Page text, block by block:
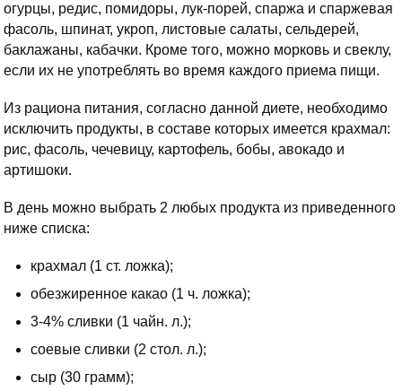
огурцы, редис, помидоры, лук-порей, спаржа и спаржевая
фасоль, шпинат, укроп, листовые салаты, сельдерей,
баклажаны, кабачки. Кроме того, можно морковь и свеклу,
если их не употреблять во время каждого приема пищи.
Из рациона питания, согласно данной диете, необходимо
исключить продукты, в составе которых имеется крахмал:
рис, фасоль, чечевицу, картофель, бобы, авокадо и
артишоки.
В день можно выбрать 2 любых продукта из приведенного
ниже списка:
крахмал (1 ст. ложка);
обезжиренное какао (1 ч. ложка);
3-4% сливки (1 чайн. л.);
соевые сливки (2 стол. л.);
сыр (30 грамм);